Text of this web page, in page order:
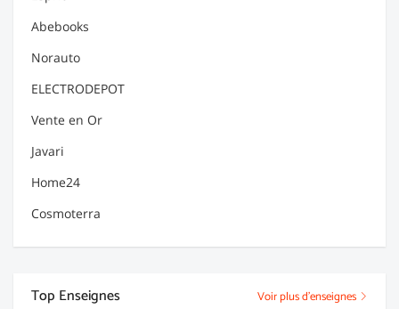
Abebooks
Norauto
ELECTRODEPOT
Vente en Or
Javari
Home24
Cosmoterra
Top Enseignes Voir plus d'enseignes